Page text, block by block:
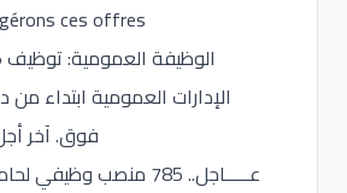
ces offres
الإدارات العمومية ابتداء من
فوق. آخر أجل 10 يونيو
عـــــاجل.. 785 منصب